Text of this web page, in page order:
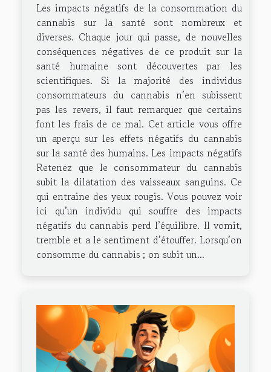
Les impacts négatifs de la consommation du
cannabis sur la santé sont nombreux et
diverses. Chaque jour qui passe, de nouvelles
conséquences négatives de ce produit sur la
santé humaine sont découvertes par les
scientifiques. Si la majorité des individus
consommateurs du cannabis n’en subissent
pas les revers, il faut remarquer que certains
font les frais de ce mal. Cet article vous offre
un aperçu sur les effets négatifs du cannabis
sur la santé des humains. Les impacts négatifs
Retenez que le consommateur du cannabis
subit la dilatation des vaisseaux sanguins. Ce
qui entraine des yeux rougis. Vous pouvez voir
ici qu’un individu qui souffre des impacts
négatifs du cannabis perd l’équilibre. Il vomit,
tremble et a le sentiment d’étouffer. Lorsqu’on
consomme du cannabis ; on subit un...